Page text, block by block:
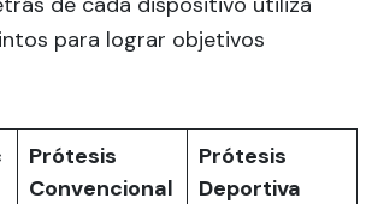
para lograr objetivos
Prótesis
Convencional
Prótesis
Deportiva